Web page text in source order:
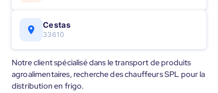
Cestas
33610
Notre client spécialisé dans le transport de produits
agroalimentaires, recherche des chauffeurs SPL pour la
distribution en frigo.